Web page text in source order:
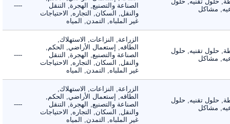
مشاكل
الصناعة والتصنيع, الهجرة, التنقل
والنقل, السكان, التجاره, الاحتياجات
غير الملباه, التمدن, المياه
----
حلول تقنيه, حلول
مشاكل
الزراعة, النزاعات, الاستهلاك,
الطاقه, إستعمال الأراضي, الحكم,
الصناعة والتصنيع, الهجرة, التنقل
والنقل, السكان, التجاره, الاحتياجات
غير الملباه, التمدن, المياه
----
حلول تقنيه, حلول
مشاكل
الزراعة, النزاعات, الاستهلاك,
الطاقه, إستعمال الأراضي, الحكم,
الصناعة والتصنيع, الهجرة, التنقل
والنقل, السكان, التجاره, الاحتياجات
غير الملباه, التمدن, المياه
----